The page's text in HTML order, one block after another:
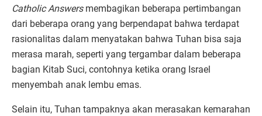
Catholic Answersmembagikan beberapa pertimbangan
dari beberapa orang yang berpendapat bahwa terdapat
rasionalitas dalam menyatakan bahwa Tuhan bisa saja
merasa marah, seperti yang tergambar dalam beberapa
bagian Kitab Suci, contohnya ketika orang Israel
menyembah anak lembu emas.
Selain itu, Tuhan tampaknya akan merasakan kemarahan